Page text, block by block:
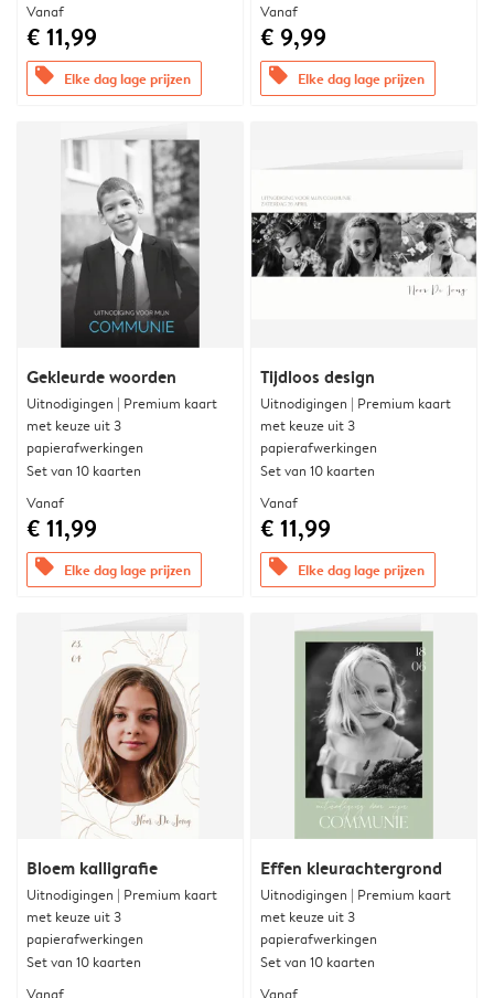
Vanaf
€ 11,99
offers Elke dag lage prijzen
Vanaf
€ 9,99
offers Elke dag lage prijzen
Gekleurde woorden
Uitnodigingen | Premium kaart
met keuze uit 3
papierafwerkingen
Set van 10 kaarten
Vanaf
€ 11,99
offers Elke dag lage prijzen
Tijdloos design
Uitnodigingen | Premium kaart
met keuze uit 3
papierafwerkingen
Set van 10 kaarten
Vanaf
€ 11,99
offers Elke dag lage prijzen
Bloem kalligrafie
Uitnodigingen | Premium kaart
met keuze uit 3
papierafwerkingen
Set van 10 kaarten
Vanaf
Effen kleurachtergrond
Uitnodigingen | Premium kaart
met keuze uit 3
papierafwerkingen
Set van 10 kaarten
Vanaf